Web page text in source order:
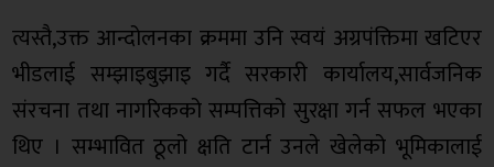
त्यस्तै,उक्त आन्दोलनका क्रममा उनि स्वयं अग्रपंक्तिमा खटिएर
भीडलाई सम्झाइबुझाइ गर्दै सरकारी कार्यालय,सार्वजनिक
संरचना तथा नागरिकको सम्पत्तिको सुरक्षा गर्न सफल भएका
थिए । सम्भावित ठूलो क्षति टार्न उनले खेलेको भूमिकालाई